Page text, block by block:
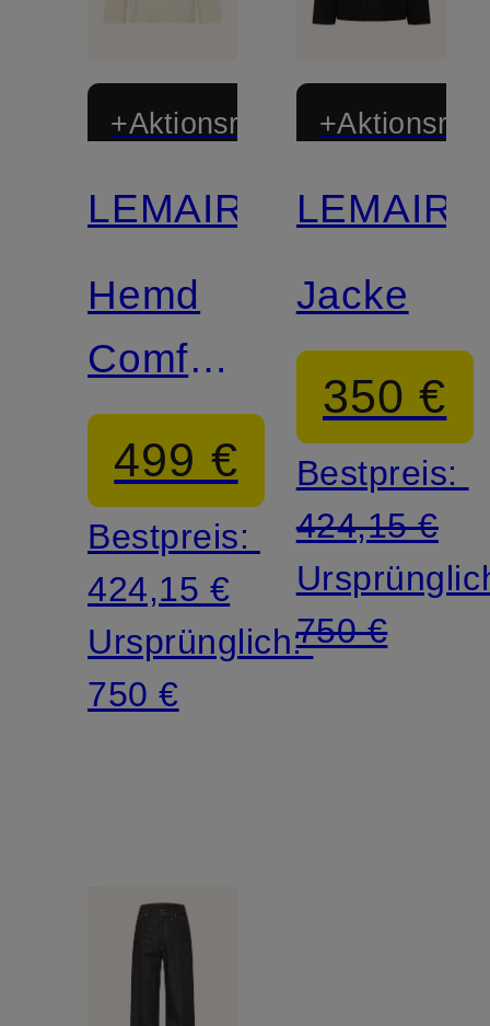
+Aktionsrabatt
LEMAIRE
Hemd
Comfort
Fit mit
Seide
499 €
Bestpreis:
424,15 €
Ursprünglich:
750 €
LEMAIRE
Jacke
350 €
Bestpreis:
424,15 €
750 €